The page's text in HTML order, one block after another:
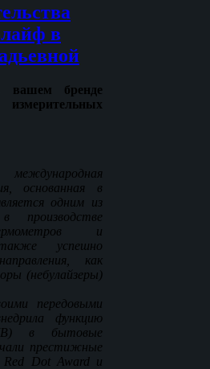
в
вашем бренде
основанная в
одним из
производстве
и
успешно
как
(небулайзеры)
передовыми
функцию
в бытовые
престижные
Red Dot Award и